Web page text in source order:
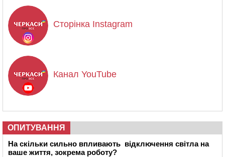
Сторінка Instagram
Канал YouTube
ОПИТУВАННЯ
На скільки сильно впливають відключення світла на
ваше життя, зокрема роботу?